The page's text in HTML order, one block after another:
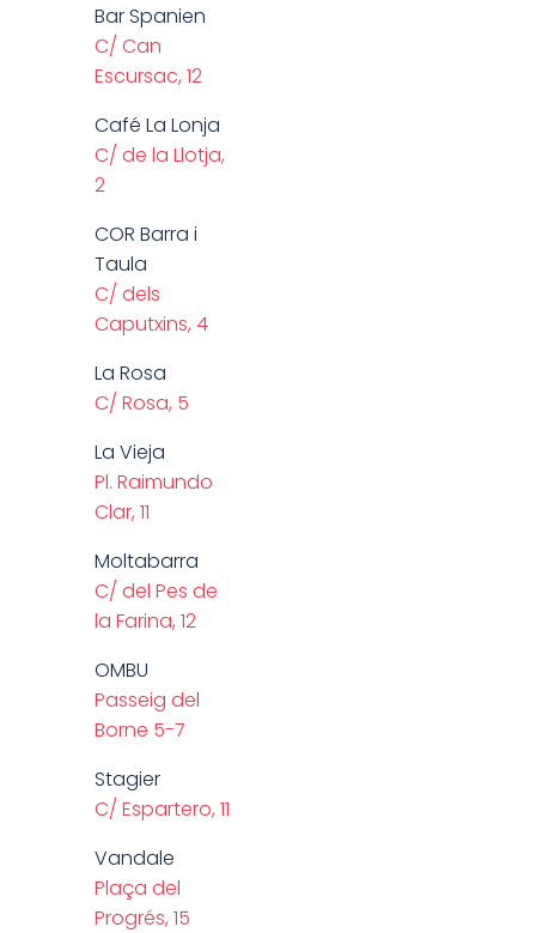
Bar Spanien
C/ Can
Escursac, 12
Café La Lonja
C/ de la Llotja,
2
COR Barra i
Taula
C/ dels
Caputxins, 4
La Rosa
C/ Rosa, 5
La Vieja
Pl. Raimundo
Clar, 11
Moltabarra
C/ del Pes de
la Farina, 12
OMBU
Passeig del
Borne 5-7
Stagier
C/ Espartero, 11
Vandale
Plaça del
Progrés, 15